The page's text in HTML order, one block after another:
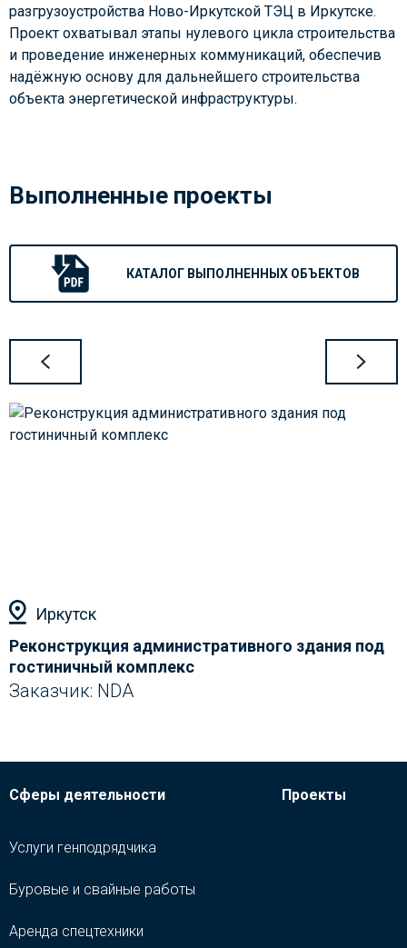
разгрузоустройства Ново-Иркутской ТЭЦ в Иркутске.
Проект охватывал этапы нулевого цикла строительства
и проведение инженерных коммуникаций, обеспечив
надёжную основу для дальнейшего строительства
объекта энергетической инфраструктуры.
Выполненные проекты
КАТАЛОГ ВЫПОЛНЕННЫХ ОБЪЕКТОВ
Иркутск
Реконструкция административного здания под
гостиничный комплекс
Заказчик: NDA
Сферы деятельности
Услуги генподрядчика
Буровые и свайные работы
Аренда спецтехники
Проекты